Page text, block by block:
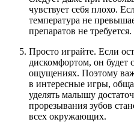
чувствует себя плохо.
температура не
препаратов не требуется.
Просто играйте. Если
дискомфортом, он будет
ощущениях. Поэтому
в интересные игры,
уделять малышу
прорезывания зубов
всех окружающих.